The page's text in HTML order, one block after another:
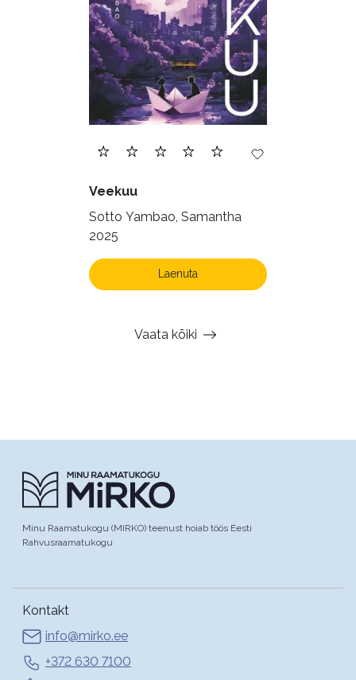
Veekuu
Sotto Yambao, Samantha
2025
Laenuta
Vaata kõiki
Minu Raamatukogu (MIRKO) teenust hoiab töös Eesti
Rahvusraamatukogu
Kontakt
info@mirko.ee
+372 630 7100